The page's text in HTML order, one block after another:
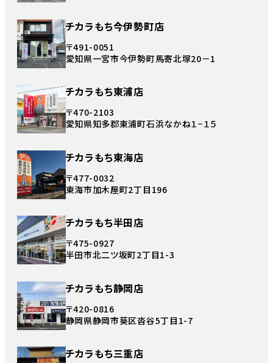
チカラもち今伊勢町店
〒491-0051
愛知県一宮市今伊勢町馬寄北塚20－1
チカラもち東浦店
〒470-2103
愛知県知多郡東浦町石浜なかね１−１５
チカラもち東海店
〒477-0032
東海市加木屋町2丁目196
チカラもち半田店
〒475-0927
半田市北二ツ坂町2丁目1-3
チカラもち静岡店
〒420-0816
静岡県静岡市葵区沓谷5丁目1-7
チカラもち三重店